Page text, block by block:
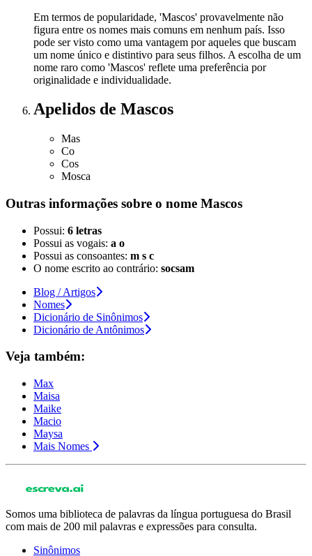
Em termos de popularidade, 'Mascos' provavelmente não
figura entre os nomes mais comuns em nenhum país. Isso
pode ser visto como uma vantagem por aqueles que buscam
um nome único e distintivo para seus filhos. A escolha de um
nome raro como 'Mascos' reflete uma preferência por
originalidade e individualidade.
Apelidos de Mascos
Mas
Co
Cos
Mosca
Outras informações sobre o nome Mascos
Possui: 6 letras
Possui as vogais: a o
Possui as consoantes: m s c
O nome escrito ao contrário: socsam
Blog / Artigos
Nomes
Dicionário de Sinônimos
Dicionário de Antônimos
Veja também:
Max
Maisa
Maike
Macio
Maysa
Mais Nomes
Somos uma biblioteca de palavras da língua portuguesa do Brasil
com mais de 200 mil palavras e expressões para consulta.
Sinônimos